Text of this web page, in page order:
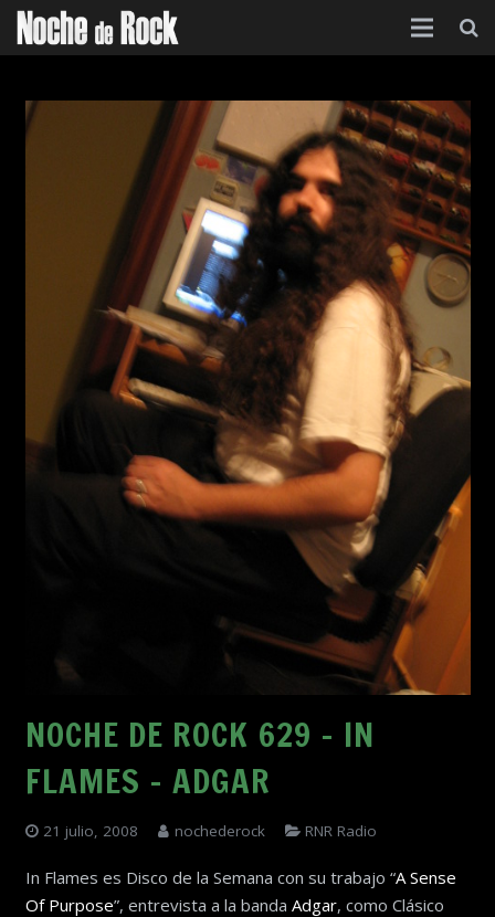
Categorías
NOCHE DE ROCK 629 – IN
FLAMES – ADGAR
21 julio, 2008 nochederock RNR Radio
In Flames es Disco de la Semana con su trabajo “A Sense
Of Purpose”, entrevista a la banda Adgar, como Clásico